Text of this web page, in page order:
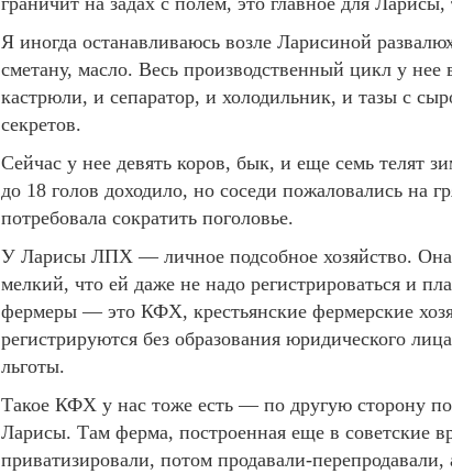
Я иногда останавливаюсь возле Ларисиной
сметану, масло. Весь производственный цикл у
кастрюли, и сепаратор, и холодильник, и тазы с
секретов.
Сейчас у нее девять коров, бык, и еще семь телят
до 18 голов доходило, но соседи пожаловались на
потребовала сократить поголовье.
У Ларисы ЛПХ — личное подсобное хозяйство. Она
мелкий, что ей даже не надо регистрироваться и
фермеры — это КФХ, крестьянские фермерские
регистрируются без образования юридического
льготы.
Такое КФХ у нас тоже есть — по другую сторону
Ларисы. Там ферма, построенная еще в советские
приватизировали, потом продавали-перепродавали,